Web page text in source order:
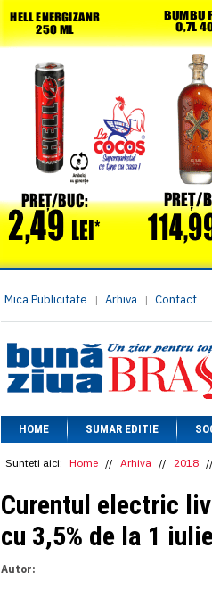
Mica Publicitate | Arhiva | Contact
HOME SUMAR EDITIE
Sunteti aici: Home // Arhiva // 2018 //
Curentul electric
cu 3,5% de la 1
Autor: